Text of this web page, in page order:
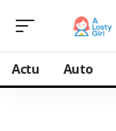
Actu Auto